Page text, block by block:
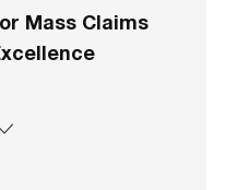
e
Mass Claims